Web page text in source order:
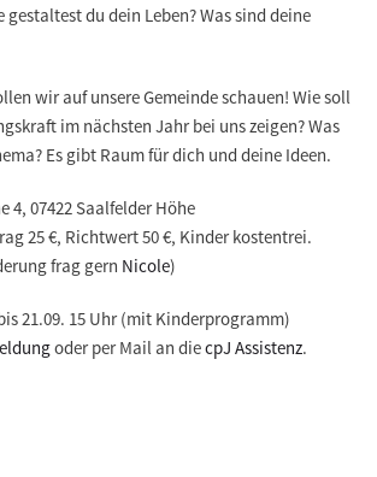
du dein Leben? Was sind deine
wir auf unsere Gemeinde schauen! Wie soll
im nächsten Jahr bei uns zeigen? Was
Es gibt Raum für dich und deine Ideen.
4, 07422 Saalfelder Höhe
25 €, Richtwert 50 €, Kinder kostentrei.
frag gern Nicole)
21.09. 15 Uhr (mit Kinderprogramm)
oder per Mail an diecpJ Assistenz.